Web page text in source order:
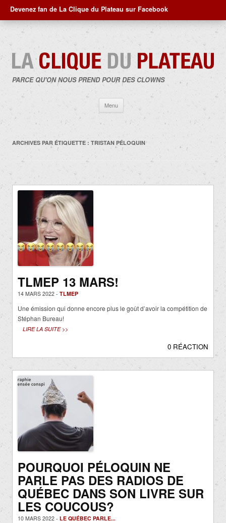
Devenez fan de La Clique du Plateau sur Facebook
PARCE QU'ON NOUS PREND POUR DES CLOWNS
Menu
contenu
ARCHIVES PAR ÉTIQUETTE : TRISTAN PÉLOQUIN
TLMEP 13 MARS!
14 MARS 2022 - TLMEP
Une émission qui donne encore plus le goût d’avoir la compétition de
Stéphan Bureau!
LIRE LA SUITE >>
0 RÉACTION
POURQUOI PÉLOQUIN NE
PARLE PAS DES RADIOS DE
QUÉBEC DANS SON LIVRE SUR
LES COUCOUS?
10 MARS 2022 - LE QUÉBEC PARLE...